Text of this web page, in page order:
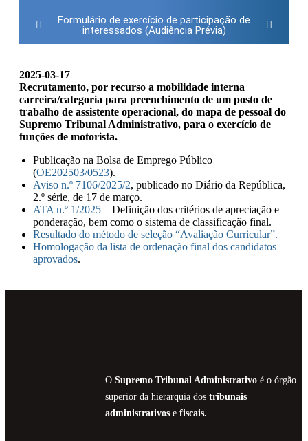
Formulário de exercício de participação de
interessados (Audiência Prévia)
(link
2025-03-17
Recrutamento, por recurso a mobilidade interna
carreira/categoria para preenchimento de um posto de
trabalho de assistente operacional, do mapa de pessoal do
Supremo Tribunal Administrativo, para o exercício de
funções de motorista.
Publicação na Bolsa de Emprego Público
(OE202503/0523).
Aviso n.º 7106/2025/2, publicado no Diário da República,
2.º série, de 17 de março.
ATA n.º 1/2025 – Definição dos critérios de apreciação e
ponderação, bem como o sistema de classificação final.
Resultado do método de seleção “Avaliação Curricular”.
Homologação da lista de ordenação final dos candidatos
aprovados.
O Supremo Tribunal Administrativoé o órgão
superior da hierarquia dos tribunais
administrativose fiscais.